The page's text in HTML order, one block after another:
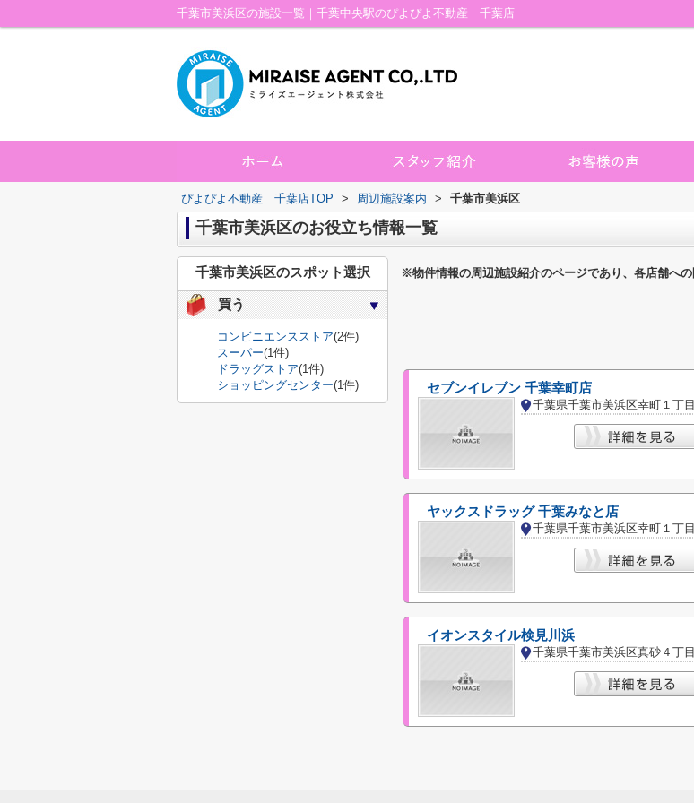
千葉市美浜区の施設一覧｜千葉中央駅のぴよぴよ不動産 千葉店
ぴよぴよ不動産 千葉店TOP > 周辺施設案内 > 千葉市美浜区
千葉市美浜区のお役立ち情報一覧
※物件情報の周辺施設紹介のページであり、各店舗への
セブンイレブン 千葉幸町店
千葉県千葉市美浜区幸町１丁目
ヤックスドラッグ 千葉みなと店
千葉県千葉市美浜区幸町１丁目
イオンスタイル検見川浜
千葉県千葉市美浜区真砂４丁目
千葉市美浜区のスポット選択
買う
コンビニエンスストア(2件)
スーパー(1件)
ドラッグストア(1件)
ショッピングセンター(1件)